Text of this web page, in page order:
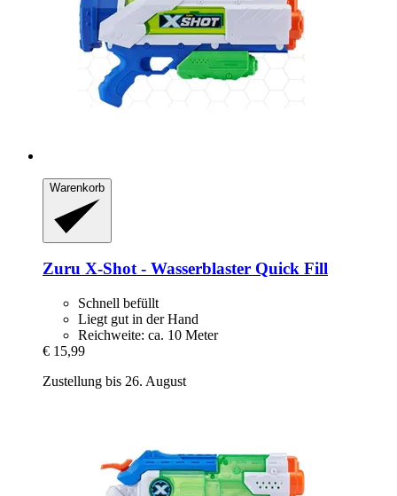
Warenkorb
Zuru X-​Shot -​ Wasserblaster Quick Fill
Schnell befüllt
Liegt gut in der Hand
Reichweite: ca. 10 Meter
€ 15,99
Zustellung bis 26. August